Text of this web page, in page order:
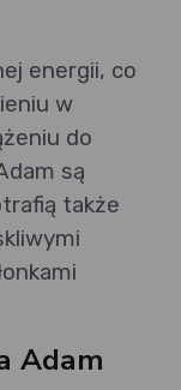
energii, co
w
do
są
także
Adam